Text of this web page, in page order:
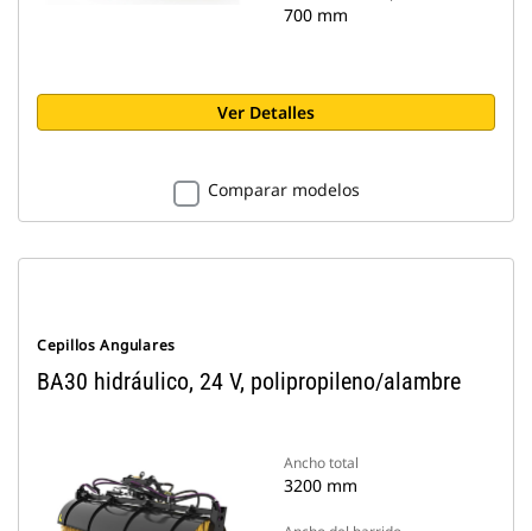
700 mm
Ver Detalles
Comparar modelos
Cepillos Angulares
BA30 hidráulico, 24 V, polipropileno/alambre
Ancho total
3200 mm